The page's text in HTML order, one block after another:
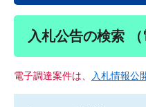
入札公告の検索 （
電子調達案件は、 入札情報公